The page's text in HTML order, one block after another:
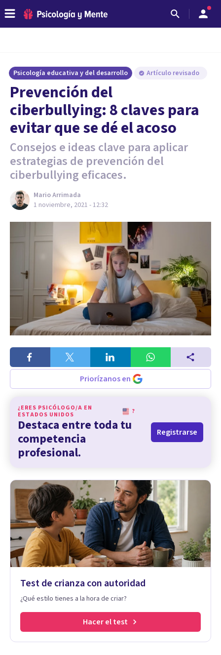
Psicología educativa y del desarrollo Artículo revisado
Prevención del
ciberbullying: 8 claves para
evitar que se dé el acoso
Consejos e ideas clave para aplicar
estrategias de prevención del
ciberbullying eficaces.
Mario Arrimada
1 noviembre, 2021 - 12:32
Priorízanos en
¿ERES PSICÓLOGO/A EN
ESTADOS UNIDOS
?
Destaca entre toda tu
competencia
profesional.
Registrarse
Test de crianza con autoridad
¿Qué estilo tienes a la hora de criar?
Hacer el test